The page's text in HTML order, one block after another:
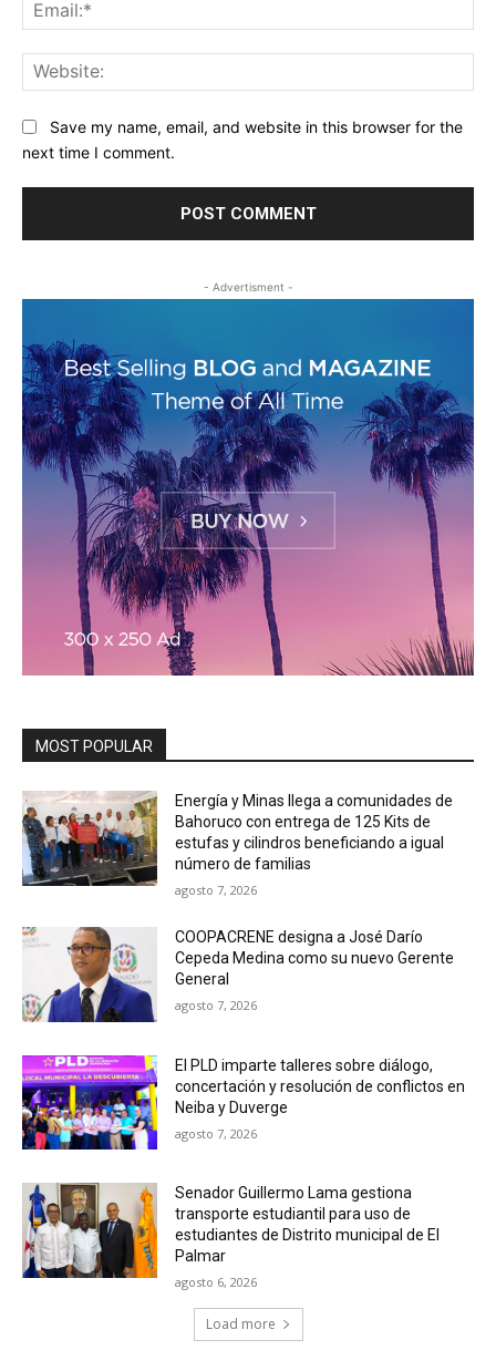
Save my name, email, and website in this browser for the
next time I comment.
- Advertisment -
MOST POPULAR
Energía y Minas llega a comunidades de
Bahoruco con entrega de 125 Kits de
estufas y cilindros beneficiando a igual
número de familias
agosto 7, 2026
COOPACRENE designa a José Darío
Cepeda Medina como su nuevo Gerente
General
agosto 7, 2026
El PLD imparte talleres sobre diálogo,
concertación y resolución de conflictos en
Neiba y Duverge
agosto 7, 2026
Senador Guillermo Lama gestiona
transporte estudiantil para uso de
estudiantes de Distrito municipal de El
Palmar
agosto 6, 2026
Load more